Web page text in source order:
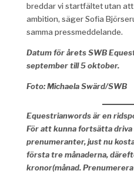
breddar vi startfältet utan
ambition, säger Sofia
samma pressmeddelande.
Datum för årets SWB
september till 5 oktober.
Foto: Michaela Swärd/SWB
Equestrianwords är en
För att kunna fortsätta driva
prenumeranter, just nu
första tre månaderna,
kronor(månad. Prenumerera